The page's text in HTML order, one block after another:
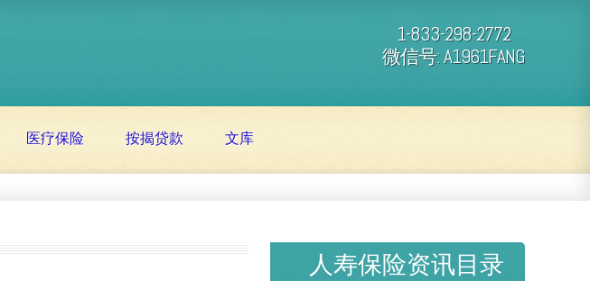
1-833-298-2772
微信号: A1961FANG
医疗保险 按揭贷款 文库
人寿保险资讯目录